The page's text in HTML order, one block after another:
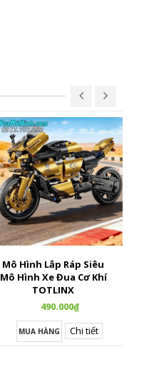
Mô Hình Lắp Ráp Siêu
Mô Hình Xe Đua Cơ Khí
TOTLINX
490.000₫
MUA HÀNG Chi tiết